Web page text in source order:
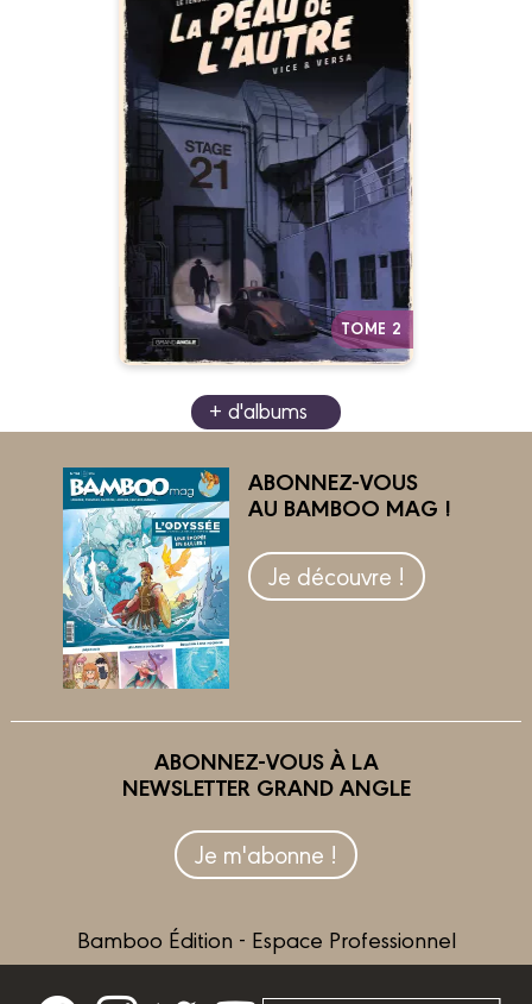
TOME 2
La Peau de l'autre
Vol. 02/2
Date de parution :
02/02/2022
La chirurgie esthétique va
changer sa vie... et le visage
d’Hollywood.
Autres tomes
+ d'albums
ABONNEZ-VOUS
AU BAMBOO MAG !
Je découvre !
ABONNEZ-VOUS À LA
NEWSLETTER GRAND ANGLE
Je m'abonne !
Bamboo Édition - Espace Professionnel